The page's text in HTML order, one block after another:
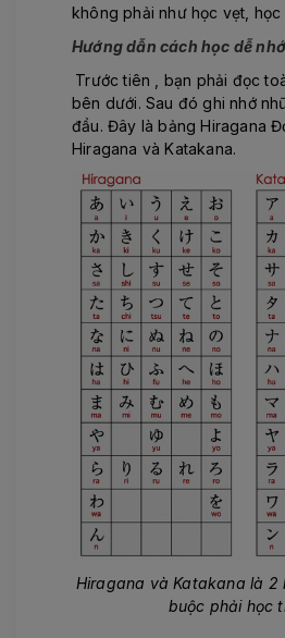
không phải như học vẹt, học
Hướng dẫn cách học dễ
Trước tiên , bạn phải đọc
bên dưới. Sau đó ghi nhớ
đầu. Đây là bảng Hiragana
Hiragana và Katakana.
Hiragana và Katakana là
buộc phải học